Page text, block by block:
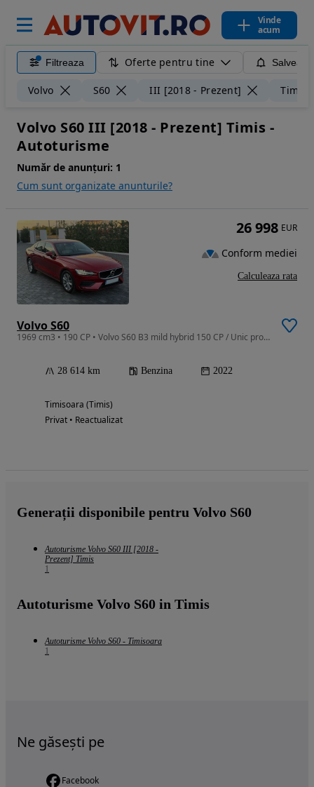
Vinde
acum
Filtreaza Oferte pentru tine
Volvo S60 III [2018 - Prezent] Timis
Volvo S60 III [2018 - Prezent] Timis -
Autoturisme
Număr de anunțuri: 1
Cum sunt organizate anunturile?
Volvo S60
1969 cm3 • 190 CP • Volvo S60 B3 mild hybrid 150 CP / Unic proprietar / automată
28 614 km Benzina 2022
Timisoara (Timis)
Privat • Reactualizat
26 998 EUR
Conform mediei
Calculeaza rata
Generații disponibile pentru Volvo S60
Autoturisme Volvo S60 III [2018 -
Prezent] Timis
1
Autoturisme Volvo S60 in Timis
Autoturisme Volvo S60 - Timisoara
1
Ne găsești pe
Facebook